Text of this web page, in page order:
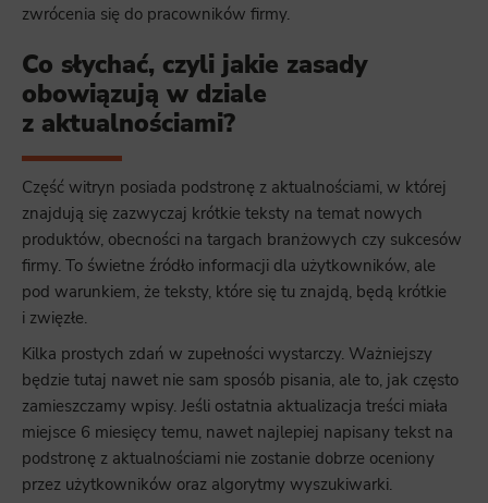
zwrócenia się do pracowników firmy.
Co słychać, czyli jakie zasady
obowiązują w dziale
z aktualnościami?
Część witryn posiada podstronę z aktualnościami, w której
znajdują się zazwyczaj krótkie teksty na temat nowych
produktów, obecności na targach branżowych czy sukcesów
firmy. To świetne źródło informacji dla użytkowników, ale
pod warunkiem, że teksty, które się tu znajdą, będą krótkie
i zwięzłe.
Kilka prostych zdań w zupełności wystarczy. Ważniejszy
będzie tutaj nawet nie sam sposób pisania, ale to, jak często
zamieszczamy wpisy. Jeśli ostatnia aktualizacja treści miała
miejsce 6 miesięcy temu, nawet najlepiej napisany tekst na
podstronę z aktualnościami nie zostanie dobrze oceniony
przez użytkowników oraz algorytmy wyszukiwarki.